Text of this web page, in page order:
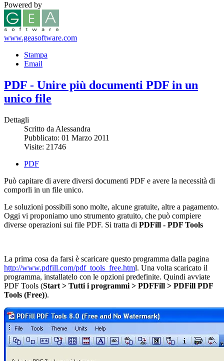
Powered by
www.geasoftware.com
Stampa
Email
PDF - Unire più documenti PDF in un
unico file
Dettagli
Scritto da Alessandra
Pubblicato: 01 Marzo 2011
Visite: 21746
PDF
Può capitare di avere diversi documenti PDF e avere la necessità di
comporli in un file unico.
Le soluzioni possibili sono molte, alcune gratuite, altre a pagamento.
Oggi vi proponiamo uno strumento gratuito, che può compiere
diverse operazioni sui file PDF. Si tratta di PDFill - PDF Tools
La prima cosa da farsi è scaricare questo programma dalla pagina
http://www.pdfill.com/pdf_tools_free.html. Una volta scaricato il
programma, installatelo con le opzioni predefinite. Quindi avviate
PDF Tools (Start > Tutti i programmi > PDFFill > PDFill PDF
Tools (Free)).